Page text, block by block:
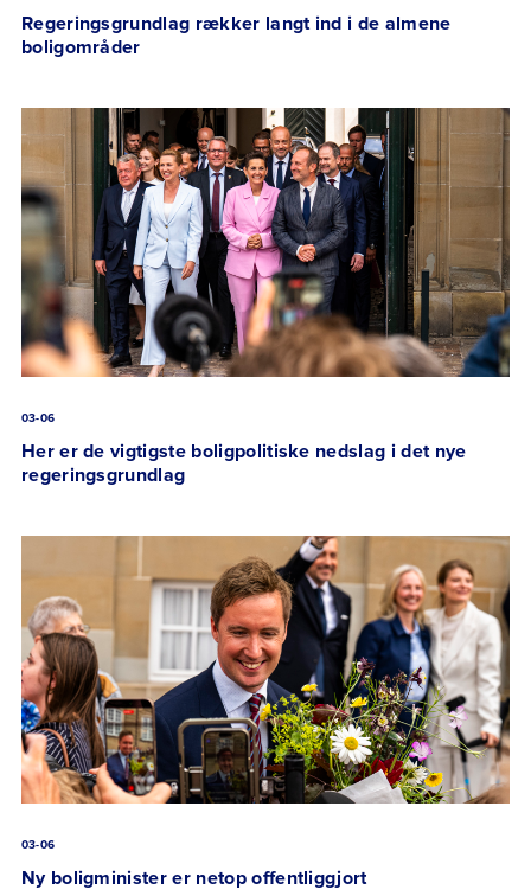
Regeringsgrundlag rækker langt ind i de almene
boligområder
03-06
Her er de vigtigste boligpolitiske nedslag i det nye
regeringsgrundlag
03-06
Ny boligminister er netop offentliggjort